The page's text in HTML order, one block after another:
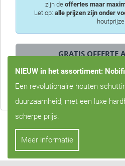
zijn de offertes maar
Let op: alle prijzen zijn onder
Privacy is voor ons erg belangrijk, we
derden delen!
NIEUW in het assortiment:
Een revolutionaire houten
duurzaamheid, met een luxe
scherpe prijs.
Meer informatie